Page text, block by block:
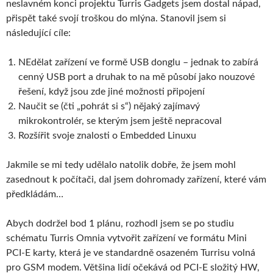
neslavném konci projektu Turris Gadgets jsem dostal nápad,
přispět také svojí troškou do mlýna. Stanovil jsem si
následující cíle:
NEdělat zařízení ve formě USB donglu – jednak to zabírá
cenný USB port a druhak to na mě působí jako nouzové
řešení, když jsou zde jiné možnosti připojení
Naučit se (čti „pohrát si s“) nějaký zajímavý
mikrokontrolér, se kterým jsem ještě nepracoval
Rozšířit svoje znalosti o Embedded Linuxu
Jakmile se mi tedy udělalo natolik dobře, že jsem mohl
zasednout k počítači, dal jsem dohromady zařízení, které vám
předkládám…
Abych dodržel bod 1 plánu, rozhodl jsem se po studiu
schématu Turris Omnia vytvořit zařízení ve formátu Mini
PCI-E karty, která je ve standardně osazeném Turrisu volná
pro GSM modem. Většina lidí očekává od PCI-E složitý HW,